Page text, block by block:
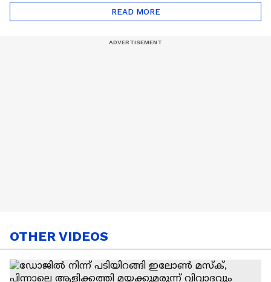
ട്രെൻഡിനെക്കുറിച്ച് |
Nail Art | Trends Cafe
Cancer
READ MORE
OTHER VIDEOS